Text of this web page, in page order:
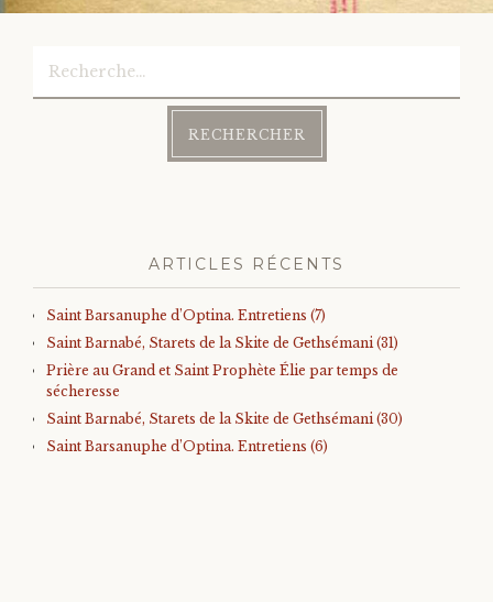
navigation
ARTICLES RÉCENTS
Saint Barsanuphe d’Optina. Entretiens (7)
Saint Barnabé, Starets de la Skite de Gethsémani (31)
Prière au Grand et Saint Prophète Élie par temps de
sécheresse
Saint Barnabé, Starets de la Skite de Gethsémani (30)
Saint Barsanuphe d’Optina. Entretiens (6)